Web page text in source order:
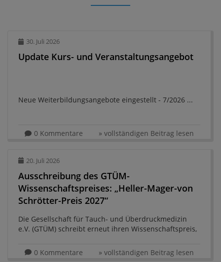
30. Juli 2026
Update Kurs- und Veranstaltungsangebot
Neue Weiterbildungsangebote eingestellt - 7/2026 ...
0 Kommentare » vollständigen Beitrag lesen
20. Juli 2026
Ausschreibung des GTÜM-
Wissenschaftspreises: „Heller-Mager-von
Schrötter-Preis 2027“
Die Gesellschaft für Tauch- und Überdruckmedizin
e.V. (GTÜM) schreibt erneut ihren Wissenschaftspreis,
0 Kommentare
» vollständigen Beitrag lesen